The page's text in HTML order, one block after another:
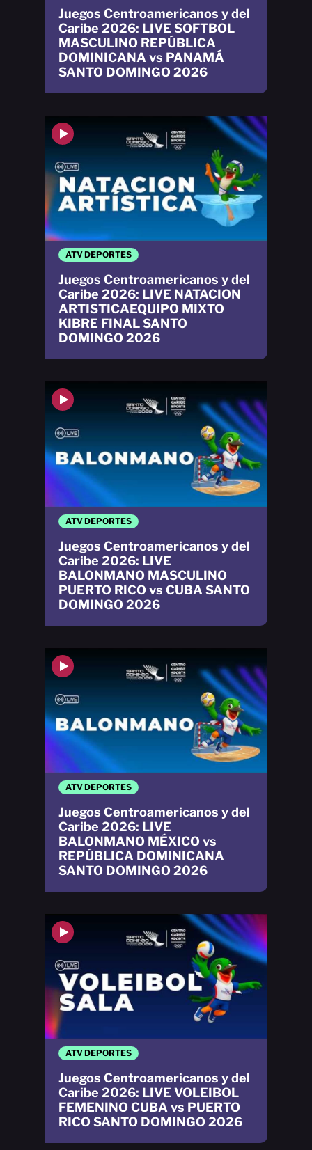
ATV DEPORTES
Juegos Centroamericanos y del
Caribe 2026: LIVE
BALONMANO MASCULINO
PUERTO RICO vs CUBA SANTO
DOMINGO 2026
ATV DEPORTES
Juegos Centroamericanos y del
Caribe 2026: LIVE NATACION
ARTISTICAEQUIPO MIXTO
KIBRE FINAL SANTO
DOMINGO 2026
Juegos Centroamericanos y del
Caribe 2026: LIVE SOFTBOL
MASCULINO REPÚBLICA
DOMINICANA vs PANAMÁ
SANTO DOMINGO 2026
ATV DEPORTES
Juegos Centroamericanos y del
Caribe 2026: LIVE VOLEIBOL
FEMENINO CUBA vs PUERTO
RICO SANTO DOMINGO 2026
ATV DEPORTES
Juegos Centroamericanos y del
Caribe 2026: LIVE
BALONMANO MÉXICO vs
REPÚBLICA DOMINICANA
SANTO DOMINGO 2026